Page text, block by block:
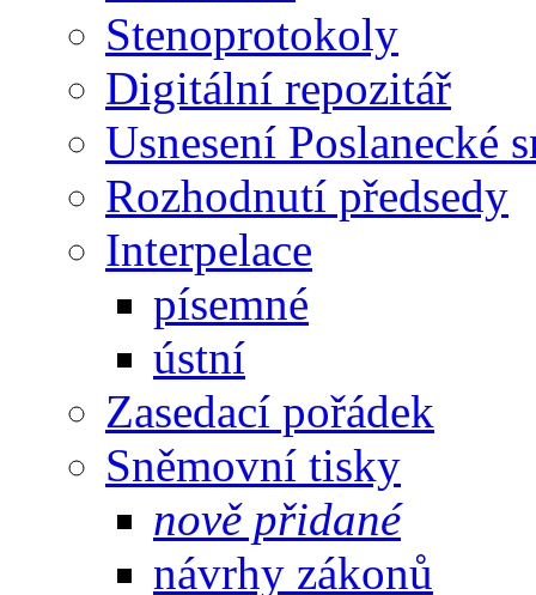
Stenoprotokoly
Digitální repozitář
Usnesení Poslanecké
Rozhodnutí předsedy
Interpelace
písemné
ústní
Zasedací pořádek
Sněmovní tisky
nově přidané
návrhy zákonů